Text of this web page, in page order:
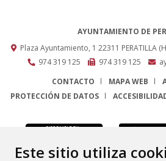
Este sitio utiliza
AYUNTAMIENTO DE
Plaza Ayuntamiento, 1 22311 PERATILLA
974 319 125
974 319 125
CONTACTO
MAPA WEB
PROTECCIÓN DE DATOS